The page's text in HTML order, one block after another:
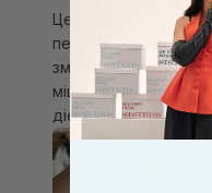
Це просто топ крем
певний час і
зморшки. Також в
мішки під очима і
дієвий!!!